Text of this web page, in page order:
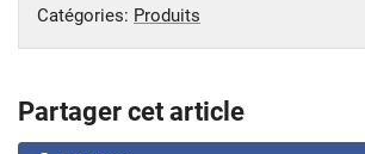
Catégories: Produits
Partager cet article